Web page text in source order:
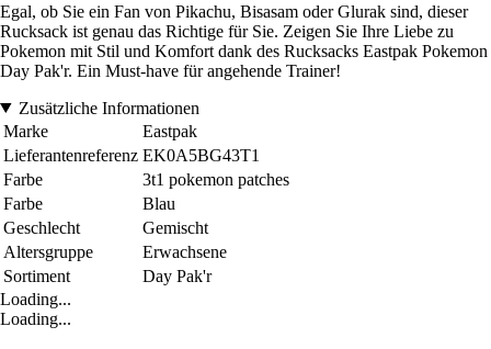
Egal, ob Sie ein Fan von Pikachu, Bisasam oder Glurak sind, dieser
Rucksack ist genau das Richtige für Sie. Zeigen Sie Ihre Liebe zu
Pokemon mit Stil und Komfort dank des Rucksacks Eastpak Pokemon
Day Pak'r. Ein Must-have für angehende Trainer!
Zusätzliche Informationen
Marke
Eastpak
Lieferantenreferenz EK0A5BG43T1
Farbe
3t1 pokemon patches
Farbe
Blau
Geschlecht
Gemischt
Altersgruppe
Erwachsene
Sortiment
Day Pak'r
Loading...
Loading...